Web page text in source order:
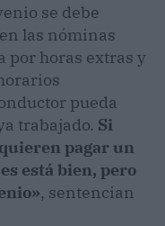
se debe
las nóminas
por horas extras y
pueda
trabajado. Si
pagar un
está bien, pero
, sentencian